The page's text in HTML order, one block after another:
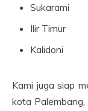
Sukarami
Ilir Timur
Kalidoni
Kami juga siap
kota